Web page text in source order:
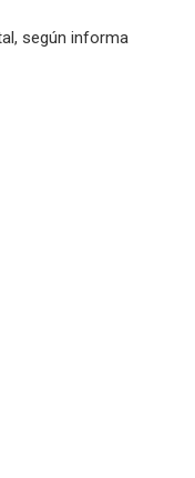
según informa